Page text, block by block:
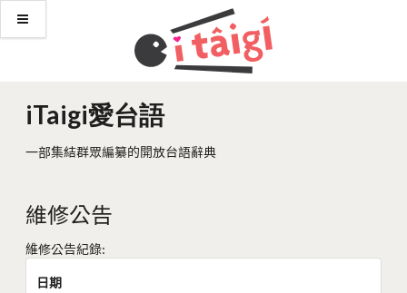
iTaigi愛台語
一部集結群眾編纂的開放台語辭典
維修公告
維修公告紀錄:
日期